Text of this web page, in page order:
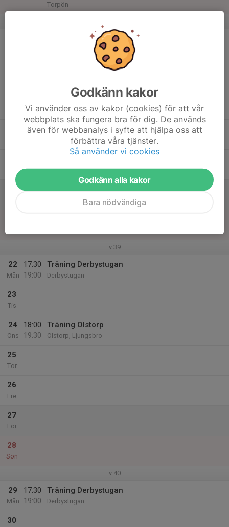
Torpön
Träning Derbystugan
19:30
Träning Olstorp
Olstorp, Ljungsbro
v.39
22
Mån
17:30
19:00
Träning Derbystugan
Derbystugan
23
Tis
24
Ons
18:00
19:30
Träning Olstorp
Olstorp, Ljungsbro
25
Tor
26
Fre
27
Lör
28
Sön
v.40
29
Mån
17:30
19:00
Träning Derbystugan
Derbystugan
30
Godkänn kakor
Vi använder oss av kakor (cookies) för att vår
webbplats ska fungera bra för dig. De används
även för webbanalys i syfte att hjälpa oss att
förbättra våra tjänster.
Så använder vi cookies
Godkänn alla kakor
Bara nödvändiga